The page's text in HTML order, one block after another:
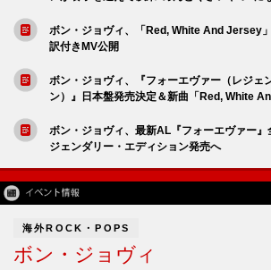
ボン・ジョヴィ、「Red, White And Jersey
訳付きMV公開
ボン・ジョヴィ、『フォーエヴァー（レジェ
ン）』日本盤発売決定＆新曲「Red, White
ボン・ジョヴィ、最新AL『フォーエヴァー
ジェンダリー・エディション発売へ
海外ROCK・POPS
ボン・ジョヴィ